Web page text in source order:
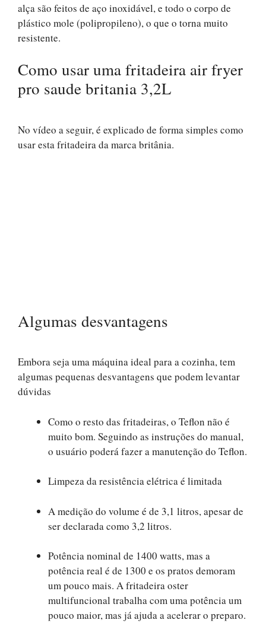
alça são feitos de aço inoxidável, e todo o corpo de
plástico mole (polipropileno), o que o torna muito
resistente.
Como usar uma fritadeira air fryer
pro saude britania 3,2L
No vídeo a seguir, é explicado de forma simples como
usar esta fritadeira da marca britânia.
Algumas desvantagens
Embora seja uma máquina ideal para a cozinha, tem
algumas pequenas desvantagens que podem levantar
dúvidas
Como o resto das fritadeiras, o Teflon não é
muito bom. Seguindo as instruções do manual,
o usuário poderá fazer a manutenção do Teflon.
Limpeza da resistência elétrica é limitada
A medição do volume é de 3,1 litros, apesar de
ser declarada como 3,2 litros.
Potência nominal de 1400 watts, mas a
potência real é de 1300 e os pratos demoram
um pouco mais. A fritadeira oster
multifuncional trabalha com uma potência um
pouco maior, mas já ajuda a acelerar o preparo.